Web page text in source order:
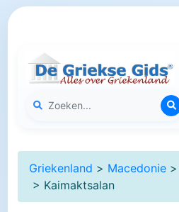
Griekenland > Macedonie >
> Kaimaktsalan